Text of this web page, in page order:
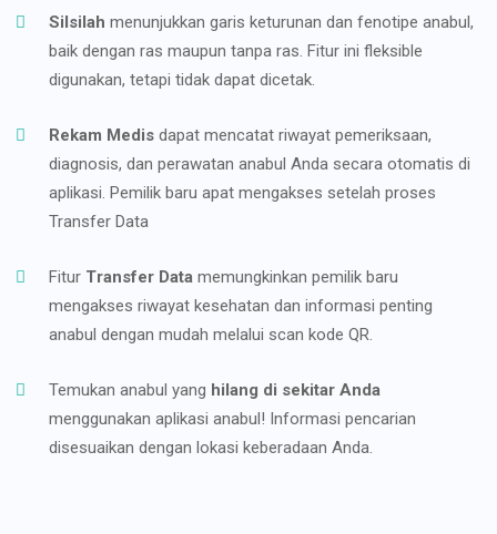
Silsilah menunjukkan garis keturunan dan fenotipe anabul,
baik dengan ras maupun tanpa ras. Fitur ini fleksible
digunakan, tetapi tidak dapat dicetak.
Rekam Medis dapat mencatat riwayat pemeriksaan,
diagnosis, dan perawatan anabul Anda secara otomatis di
aplikasi. Pemilik baru apat mengakses setelah proses
Transfer Data
Fitur Transfer Data memungkinkan pemilik baru
mengakses riwayat kesehatan dan informasi penting
anabul dengan mudah melalui scan kode QR.
Temukan anabul yang hilang di sekitar Anda
menggunakan aplikasi anabul! Informasi pencarian
disesuaikan dengan lokasi keberadaan Anda.